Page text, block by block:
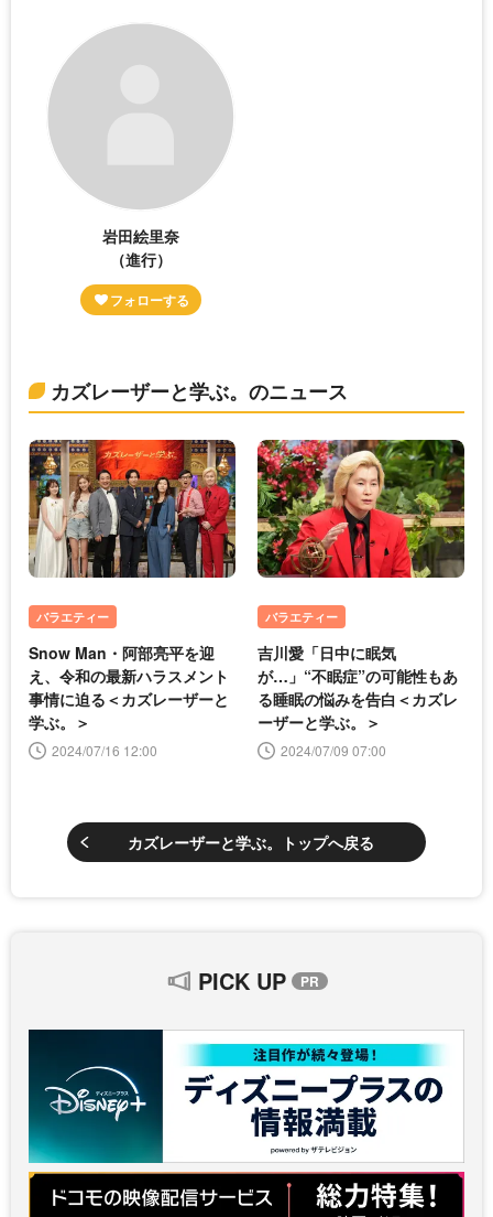
岩田絵里奈
（進行）
カズレーザーと学ぶ。のニュース
バラエティー
Snow Man・阿部亮平を迎
え、令和の最新ハラスメント
事情に迫る＜カズレーザーと
学ぶ。＞
2024/07/16 12:00
バラエティー
吉川愛「日中に眠気
が…」“不眠症”の可能性もあ
る睡眠の悩みを告白＜カズレ
ーザーと学ぶ。＞
2024/07/09 07:00
カズレーザーと学ぶ。トップへ戻る
PICK UP